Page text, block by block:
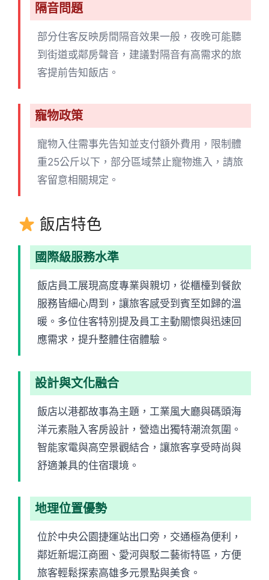
隔音問題
部分住客反映房間隔音效果一般，夜晚可能聽
到街道或鄰房聲音，建議對隔音有高需求的旅
客提前告知飯店。
寵物政策
寵物入住需事先告知並支付額外費用，限制體
重25公斤以下，部分區域禁止寵物進入，請旅
客留意相關規定。
飯店特色
國際級服務水準
飯店員工展現高度專業與親切，從櫃檯到餐飲
服務皆細心周到，讓旅客感受到賓至如歸的溫
暖。多位住客特別提及員工主動關懷與迅速回
應需求，提升整體住宿體驗。
設計與文化融合
飯店以港都故事為主題，工業風大廳與碼頭海
洋元素融入客房設計，營造出獨特潮流氛圍。
智能家電與高空景觀結合，讓旅客享受時尚與
舒適兼具的住宿環境。
地理位置優勢
位於中央公園捷運站出口旁，交通極為便利，
鄰近新堀江商圈、愛河與駁二藝術特區，方便
旅客輕鬆探索高雄多元景點與美食。